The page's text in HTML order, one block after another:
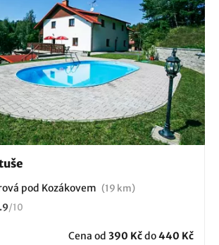
pod Kozákovem (19 km)
/10
Cena od 390 Kčdo440 Kč